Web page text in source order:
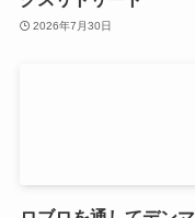
2026年7月30日